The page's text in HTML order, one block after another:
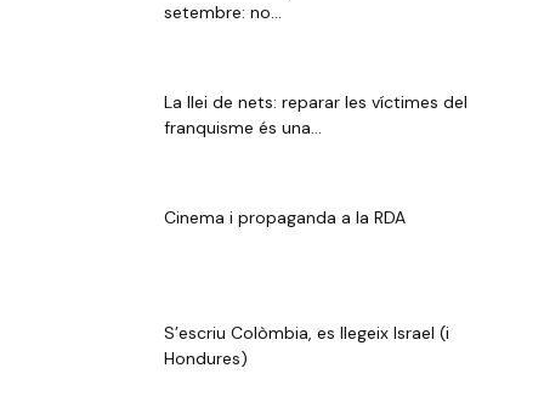
setembre: no...
La llei de nets: reparar les víctimes del
franquisme és una...
Cinema i propaganda a la RDA
S’escriu Colòmbia, es llegeix Israel (i
Hondures)